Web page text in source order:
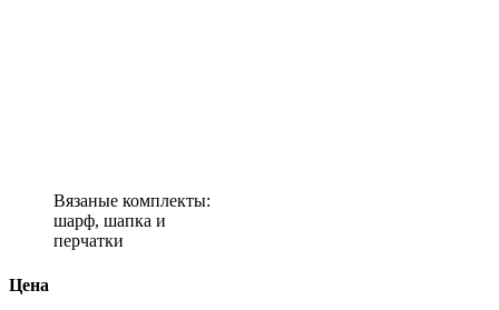
Вязаные комплекты:
шарф, шапка и
перчатки
Цена